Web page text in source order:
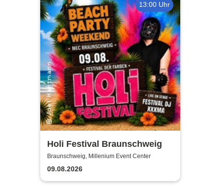
13:00 Uhr
Holi Festival Braunschweig
Braunschweig, Millenium Event Center
09.08.2026